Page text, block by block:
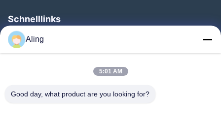
Schnelllinks
Startseite
Produkte
Über Uns
Aling
5:01 AM
Good day, what product are you looking for?